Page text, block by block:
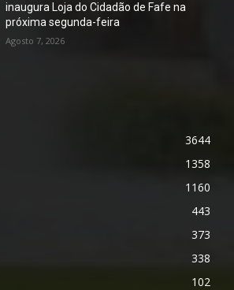
inaugura Loja do Cidadão de Fafe na
próxima segunda-feira
Agosto 7, 2026
3644
1358
1160
443
373
338
102